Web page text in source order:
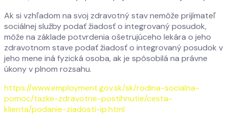
Ak si vzhľadom na svoj zdravotný stav nemôže prijímateľ
sociálnej služby podať žiadosť o integrovaný posudok,
môže na základe potvrdenia ošetrujúceho lekára o jeho
zdravotnom stave podať žiadosť o integrovaný posudok v
jeho mene iná fyzická osoba, ak je spôsobilá na právne
úkony v plnom rozsahu.
https://www.employment.gov.sk/sk/rodina-socialna-
pomoc/tazke-zdravotne-postihnutie/cesta-
klienta/podanie-ziadosti-ip.html